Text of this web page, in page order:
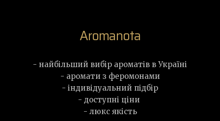
Aromanota
- найбільший вибір ароматів в Україні
- аромати з феромонами
- індивідуальний підбір
- доступні ціни
- люкс якість